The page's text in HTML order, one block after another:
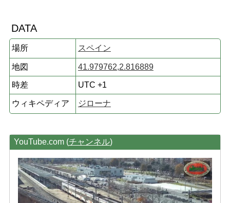
DATA
場所 スペイン
地図 41.979762,2.816889
時差 UTC +1
ウィキペディア ジローナ
YouTube.com (チャンネル)